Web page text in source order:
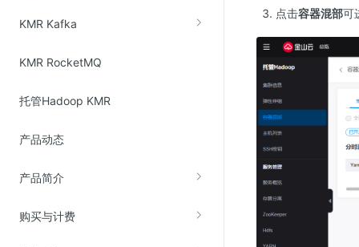
KMR Kafka
KMR RocketMQ
托管Hadoop KMR
产品动态
产品简介
购买与计费
云直播(KLS)
边缘节点计算
金山云云防火墙
云堡垒机
点击容器混部可